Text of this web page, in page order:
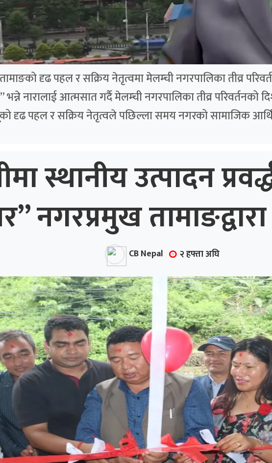
दृढ पहल र सक्रिय नेतृत्वमा मेलम्ची नगरपालिका तीव्र
नारालाई आत्मसात गर्दै मेलम्ची नगरपालिका तीव्र परिवर्तनको
दृढ पहल र सक्रिय नेतृत्वले पछिल्ला समय नगरको सामाजिक
स्थानीय उत्पादन
नगरप्रमुख
CB Nepal २ हफ्ता अघि